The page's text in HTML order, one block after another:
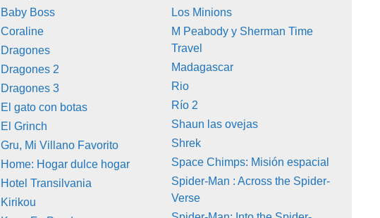
Baby Boss
Coraline
Dragones
Dragones 2
Dragones 3
El gato con botas
El Grinch
Gru, Mi Villano Favorito
Home: Hogar dulce hogar
Hotel Transilvania
Kirikou
Los Minions
M Peabody y Sherman Time
Travel
Madagascar
Rio
Río 2
Shaun las ovejas
Shrek
Space Chimps: Misión espacial
Spider-Man : Across the Spider-
Verse